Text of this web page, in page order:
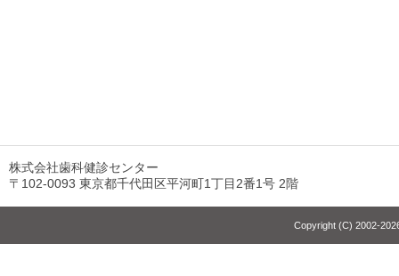
株式会社歯科健診センター
〒102-0093 東京都千代田区平河町1丁目2番1号 2階
Copyright (C) 2002-